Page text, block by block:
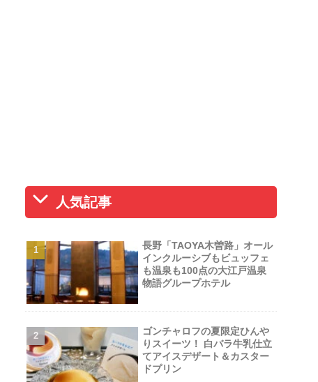
人気記事
長野「TAOYA木曽路」オール
インクルーシブもビュッフェ
も温泉も100点の大江戸温泉
物語グループホテル
ゴンチャロフの夏限定ひんや
りスイーツ！ 白バラ牛乳仕立
てアイスデザート＆カスター
ドプリン